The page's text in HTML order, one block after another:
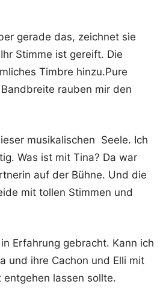
gerade das, zeichnet sie
Stimme ist gereift. Die
Timbre hinzu.Pure
rauben mir den
musikalischen Seele. Ich
Was ist mit Tina? Da war
auf der Bühne. Und die
mit tollen Stimmen und
Erfahrung gebracht. Kann ich
und ihre Cachon und Elli mit
lassen sollte.